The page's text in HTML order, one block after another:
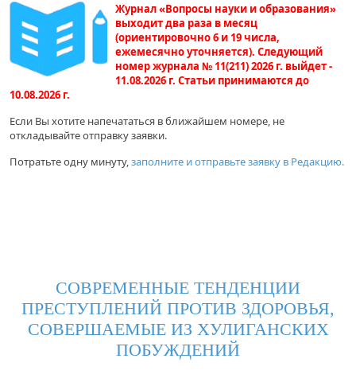
Журнал «Вопросы науки и образования»
выходит два раза в месяц
(ориентировочно 6 и 19 числа,
ежемесячно уточняется). Следующий
номер журнала № 11(211) 2026 г. выйдет -
11.08.2026 г. Статьи принимаются до
10.08.2026 г.
Если Вы хотите напечататься в ближайшем номере, не
откладывайте отправку заявки.
Потратьте одну минуту,заполните и отправьте заявку в Редакцию.
СОВРЕМЕННЫЕ ТЕНДЕНЦИИ
ПРЕСТУПЛЕНИЙ ПРОТИВ ЗДОРОВЬЯ,
СОВЕРШАЕМЫЕ ИЗ ХУЛИГАНСКИХ
ПОБУЖДЕНИЙ